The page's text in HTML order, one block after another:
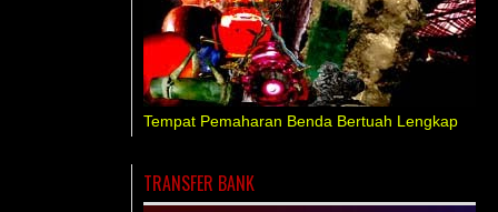
Tempat Pemaharan Benda Bertuah Lengkap
TRANSFER BANK